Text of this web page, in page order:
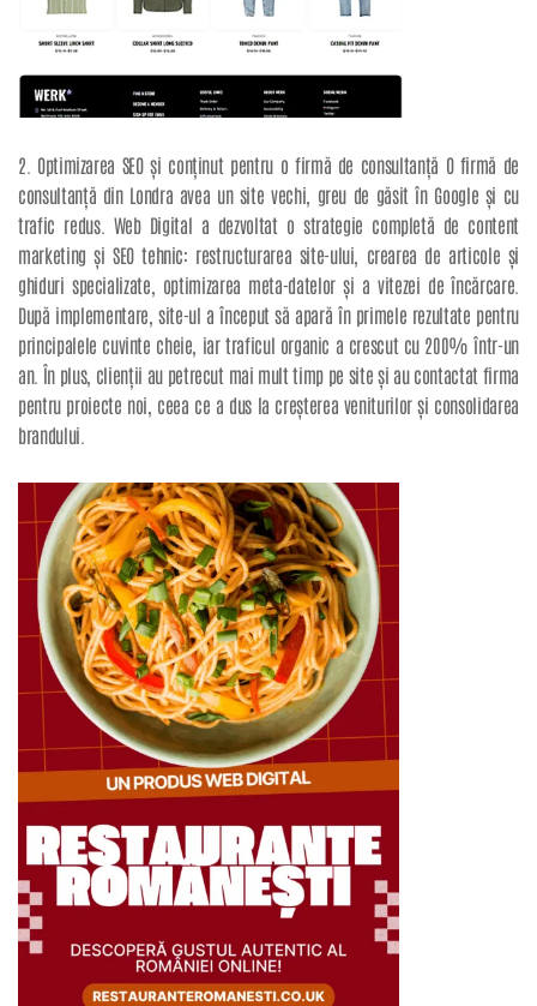
2. Optimizarea SEO și conținut pentru o firmă de consultanță O firmă de
consultanță din Londra avea un site vechi, greu de găsit în Google și cu
trafic redus. Web Digital a dezvoltat o strategie completă de content
marketing și SEO tehnic: restructurarea site-ului, crearea de articole și
ghiduri specializate, optimizarea meta-datelor și a vitezei de încărcare.
După implementare, site-ul a început să apară în primele rezultate pentru
principalele cuvinte cheie, iar traficul organic a crescut cu 200% într-un
an. În plus, clienții au petrecut mai mult timp pe site și au contactat firma
pentru proiecte noi, ceea ce a dus la creșterea veniturilor și consolidarea
brandului.